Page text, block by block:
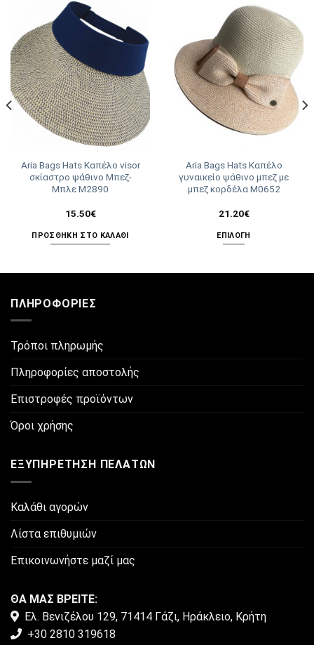
Aria Bags Hats Καπέλο visor
σκίαστρο ψάθινο Μπεζ-
Μπλε Μ2890
15.50€
ΠΡΟΣΘΉΚΗ ΣΤΟ ΚΑΛΆΘΙ
Aria Bags Hats Καπέλο
γυναικείο ψάθινο μπεζ με
μπεζ κορδέλα Μ0652
21.20€
ΕΠΙΛΟΓΉ
ΠΛΗΡΟΦΟΡΊΕΣ
Τρόποι πληρωμής
Πληροφορίες αποστολής
Επιστροφές προϊόντων
Όροι χρήσης
ΕΞΥΠΗΡΈΤΗΣΗ ΠΕΛΑΤΏΝ
Καλάθι αγορών
Λίστα επιθυμιών
Επικοινωνήστε μαζί μας
ΘΑ ΜΑΣ ΒΡΕΙΤΕ:
Ελ. Βενιζέλου 129, 71414 Γάζι, Ηράκλειο, Κρήτη
+30 2810 319618